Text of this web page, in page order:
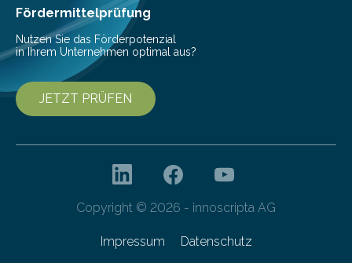
bis 16:00 Uhr, ein virtuelles Partnering Event zum
Forschungsprogramm „Datenrekonstruktion…
Fördermittelprüfung
Nutzen Sie das Förderpotenzial
in Ihrem Unternehmen optimal aus?
JETZT PRÜFEN
Copyright © 2026 - innoscripta AG
Impressum Datenschutz